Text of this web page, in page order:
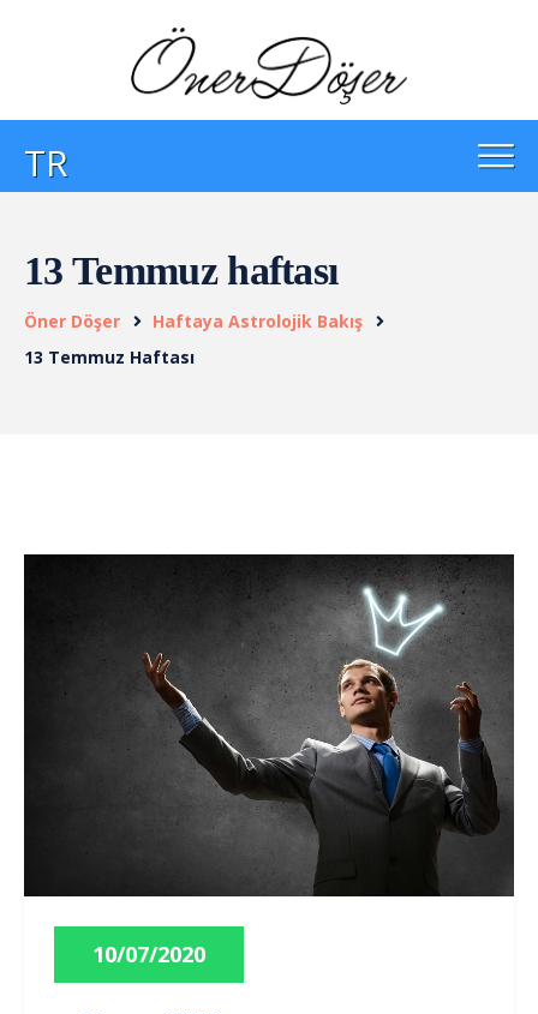
TR
13 Temmuz haftası
Öner Döşer
Haftaya Astrolojik Bakış
13 Temmuz Haftası
10/07/2020